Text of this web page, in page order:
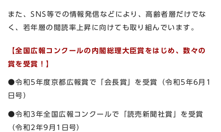
また、SNS等での情報発信などにより、高齢者層だけでな
く、若年層の閲読率上昇に向けても取り組んでいます。
【全国広報コンクールの 内閣総理大臣賞をはじめ、数々の
賞を受賞！】
●令和5年度京都広報賞で「会長賞」を受賞（令和5年6月1
日号）
●令和3年全国広報コンクールで「読売新聞社賞」を受賞
（令和2年9月1日号）